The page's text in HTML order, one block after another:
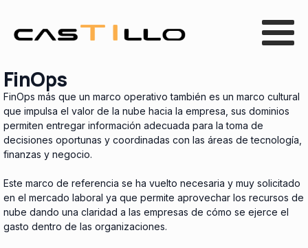
FinOps
FinOps más que un marco operativo también es un marco cultural
que impulsa el valor de la nube hacia la empresa, sus dominios
permiten entregar información adecuada para la toma de
decisiones oportunas y coordinadas con las áreas de tecnología,
finanzas y negocio.
Este marco de referencia se ha vuelto necesaria y muy solicitado
en el mercado laboral ya que permite aprovechar los recursos de
nube dando una claridad a las empresas de cómo se ejerce el
gasto dentro de las organizaciones.